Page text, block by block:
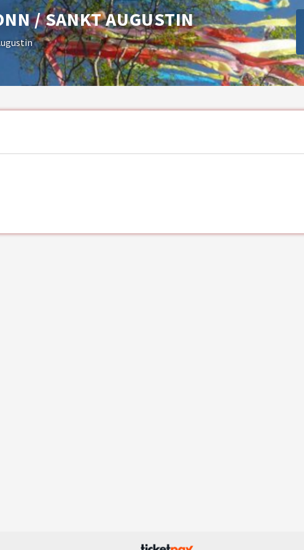
/ SANKT AUGUSTIN